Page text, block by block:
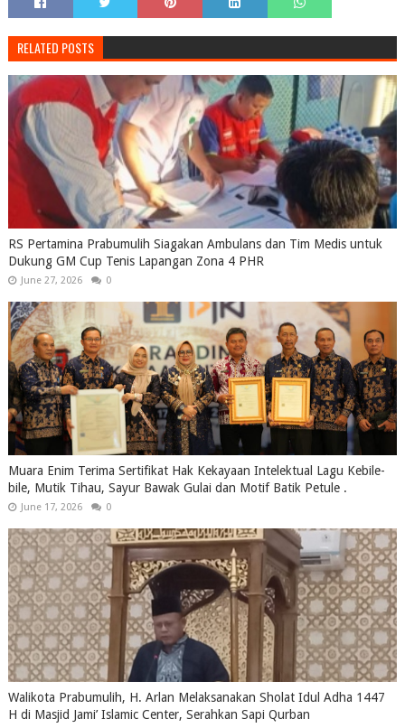
RELATED POSTS
RS Pertamina Prabumulih Siagakan Ambulans dan Tim Medis untuk
Dukung GM Cup Tenis Lapangan Zona 4 PHR
June 27, 2026 0
Muara Enim Terima Sertifikat Hak Kekayaan Intelektual Lagu Kebile-
bile, Mutik Tihau, Sayur Bawak Gulai dan Motif Batik Petule .
June 17, 2026 0
Walikota Prabumulih, H. Arlan Melaksanakan Sholat Idul Adha 1447
H di Masjid Jami’ Islamic Center, Serahkan Sapi Qurban